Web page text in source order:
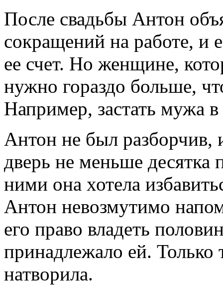
После свадьбы Антон
сокращений на работе, и
ее счет. Но женщине,
нужно гораздо больше,
Например, застать мужа
Антон не был разборчив,
дверь не меньше десятка
ними она хотела
Антон невозмутимо
его право владеть
принадлежало ей. Только
натворила.